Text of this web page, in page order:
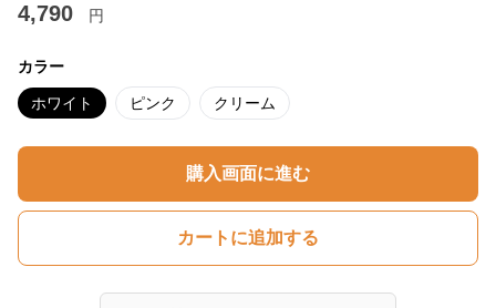
4,790 円
カラー
ホワイト ピンク クリーム
購入画面に進む
カートに追加する